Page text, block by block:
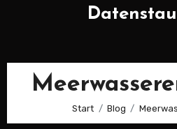
Start Blog